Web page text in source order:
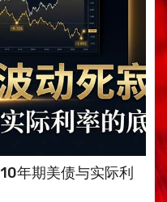
年期美债与实际利